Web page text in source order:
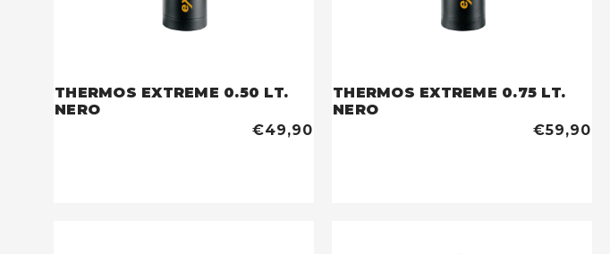
THERMOS EXTREME 0.50 LT.
NERO
€49,90
THERMOS EXTREME 0.75 LT.
NERO
€59,90